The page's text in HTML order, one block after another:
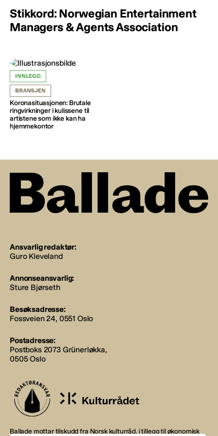
Stikkord: Norwegian Entertainment
Managers & Agents Association
INNLEGG
BRANSJEN
Koronasituasjonen: Brutale
ringvirkninger i kulissene til
artistene som ikke kan ha
hjemmekontor
Ansvarlig redaktør:
Guro Kleveland
Annonseansvarlig:
Sture Bjørseth
Besøksadresse:
Fossveien 24, 0551 Oslo
Postadresse:
Postboks 2073 Grünerløkka,
0505 Oslo
Ballade mottar tilskudd fra Norsk kulturråd, i tillegg til økonomisk